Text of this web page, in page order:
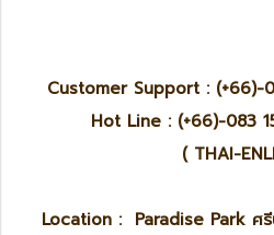
Customer Support : (+66)-
Hot Line : (+66)-083
( THAI-
Location : Paradise Park ศ